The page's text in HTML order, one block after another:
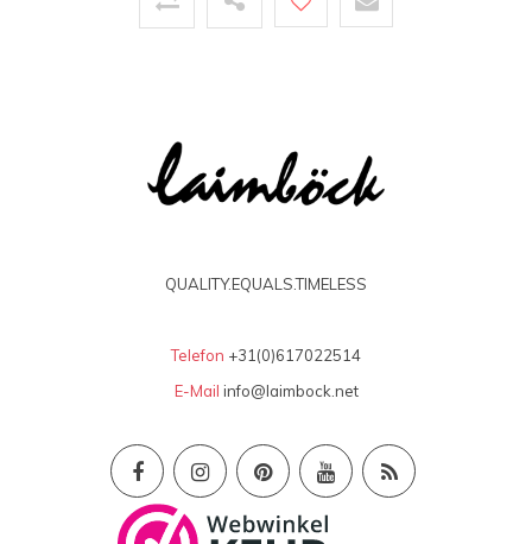
kwaliteit en echt mooi kleur (mustard gold)
heerlijk, heel blij mee.
QUALITY.EQUALS.TIMELESS
Telefon +31(0)617022514
E-Mail info@laimbock.net